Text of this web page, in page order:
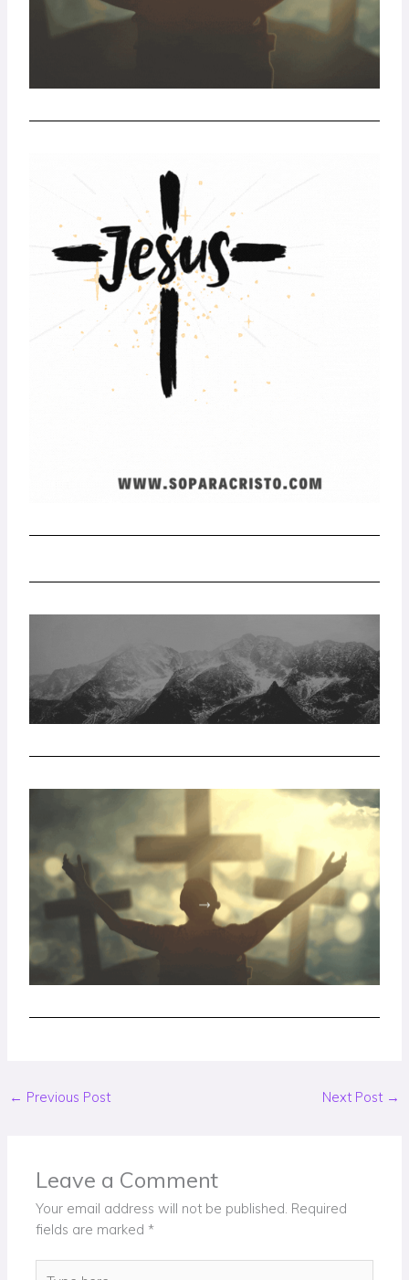
← Previous Post Next Post →
Leave a Comment
Your email address will not be published. Required
fields are marked *